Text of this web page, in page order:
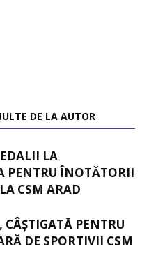
DE LA AUTOR
LA
PENTRU ÎNOTĂTORII
CSM ARAD
CÂȘTIGATĂ PENTRU
DE SPORTIVII CSM